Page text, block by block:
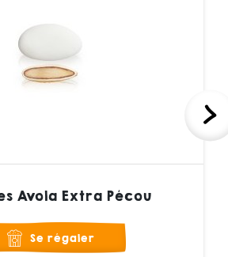
Avola Extra Pécou
Se régaler